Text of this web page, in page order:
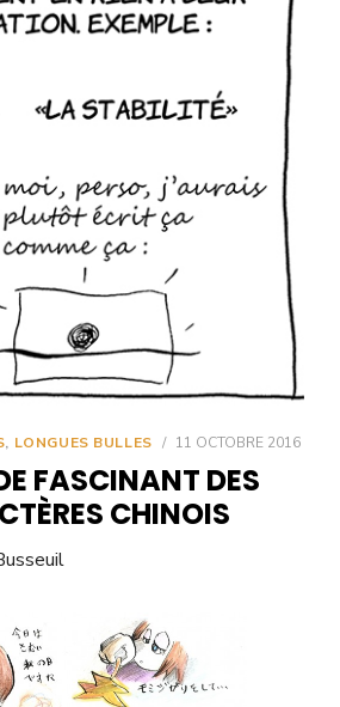
, LONGUES BULLES / 11 OCTOBRE 2016
FASCINANT DES
CHINOIS